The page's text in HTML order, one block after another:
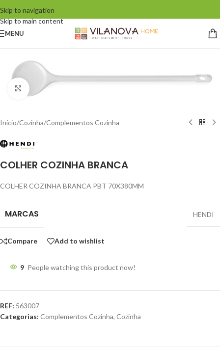
Skip to navigation
Skip to main content
MENU
Click to enlarge
Início/Cozinha/Complementos Cozinha
COLHER COZINHA BRANCA
COLHER COZINHA BRANCA PBT 70X380MM
MARCAS HENDI
Compare Add to wishlist
9 People watching this product now!
REF: 563007
Categorias: Complementos Cozinha, Cozinha